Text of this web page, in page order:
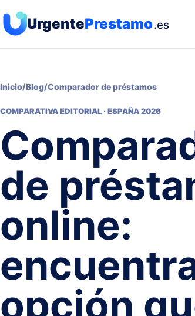
UrgentePrestamo.es
Inicio/Blog/Comparador de préstamos
COMPARATIVA EDITORIAL · ESPAÑA 2026
de
online:
opción